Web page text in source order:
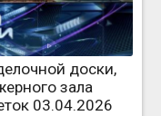
доски,
зала
03.04.2026